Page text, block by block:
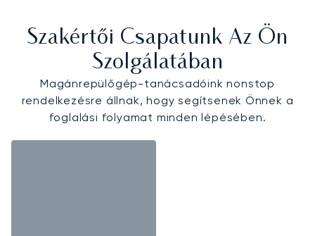
Szakértői Csapatunk Az Ön
Szolgálatában
Magánrepülőgép-tanácsadóink nonstop
rendelkezésre állnak, hogy segítsenek Önnek a
foglalási folyamat minden lépésében.